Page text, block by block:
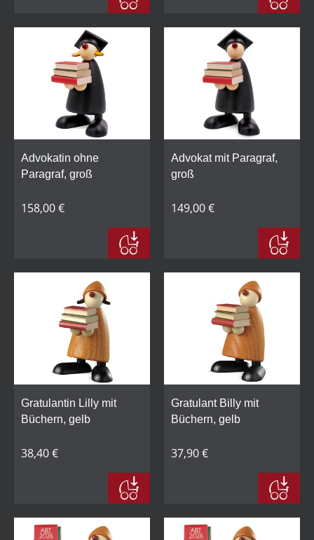
Advokatin ohne
Paragraf, groß
158,00 €
Advokat mit Paragraf,
groß
149,00 €
Gratulantin Lilly mit
Büchern, gelb
38,40 €
Gratulant Billy mit
Büchern, gelb
37,90 €